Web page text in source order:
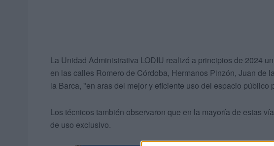
La Unidad Administrativa LODIU realizó a principios de 2024
en las calles Romero de Córdoba, Hermanos Pinzón, Juan de
la Barca, "en aras del mejor y eficiente uso del espacio público
Los técnicos también observaron que en la mayoría de estas
de uso exclusivo.